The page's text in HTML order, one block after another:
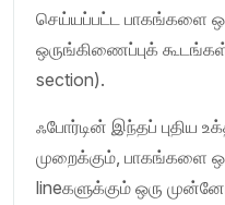
செய்யப்பட்ட பாகங்களை
ஒருங்கிணைப்புக்
section).
ஃபோர்டின் இந்தப் புதிய
முறைக்கும், பாகங்களை
lineகளுக்கும் ஒரு